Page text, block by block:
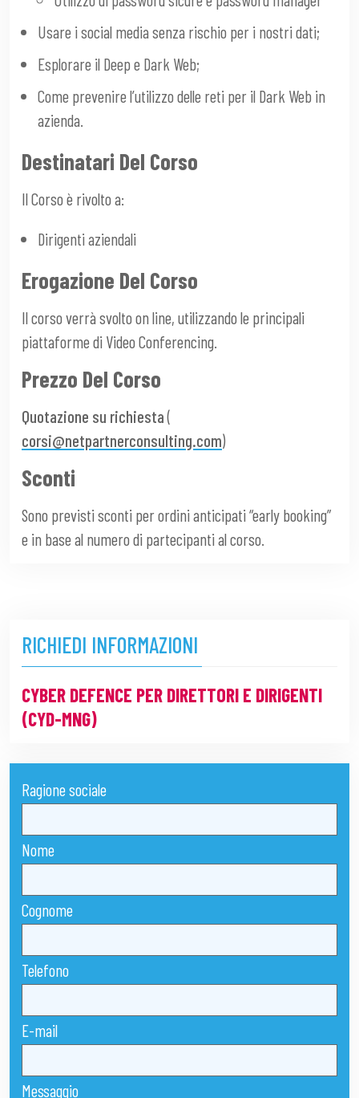
Usare i social media senza rischio per i nostri dati;
Esplorare il Deep e Dark Web;
Come prevenire l’utilizzo delle reti per il Dark Web in
azienda.
Destinatari Del Corso
Il Corso è rivolto a:
Dirigenti aziendali
Erogazione Del Corso
Il corso verrà svolto on line, utilizzando le principali
piattaforme di Video Conferencing.
Prezzo Del Corso
Quotazione su richiesta(
corsi@netpartnerconsulting.com)
Sconti
Sono previsti sconti per ordini anticipati “early booking”
e in base al numero di partecipanti al corso.
RICHIEDI INFORMAZIONI
CYBER DEFENCE PER DIRETTORI E DIRIGENTI
(CYD-MNG)
Ragione sociale
Nome
Cognome
Telefono
E-mail
Messaggio